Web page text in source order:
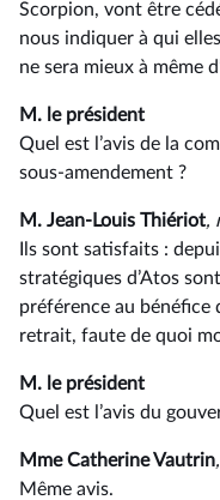
Scorpion, vont être
nous indiquer à qui
ne sera mieux à même
M. le président
Quel est l’avis de la
sous-amendement ?
M. Jean-Louis Thiériot,
Ils sont satisfaits :
stratégiques d’Atos
préférence au bénéfice
retrait, faute de quoi
M. le président
Quel est l’avis du
Mme Catherine Vautrin
Même avis.